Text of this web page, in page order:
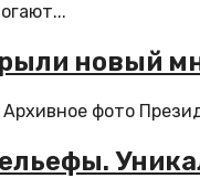
новый
Архивное фото